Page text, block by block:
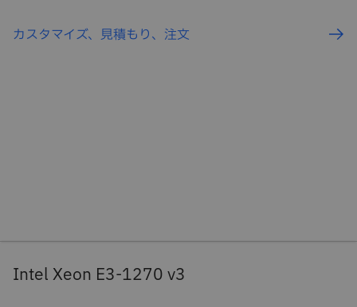
カスタマイズ、見積もり、注文
Intel Xeon E3-1270 v3